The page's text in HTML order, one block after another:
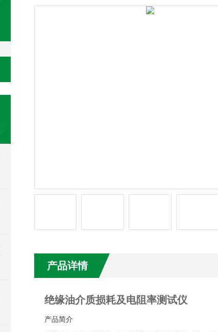
产品详情
绝缘油介质损耗及电阻率测试仪
产品简介